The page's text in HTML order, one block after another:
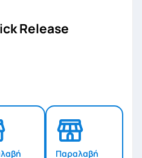
Release
Παραλαβή